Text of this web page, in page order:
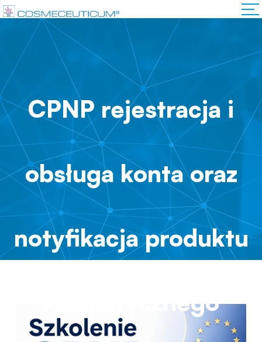
CPNP rejestracja i
obsługa konta oraz
notyfikacja produktu
kosmetycznego